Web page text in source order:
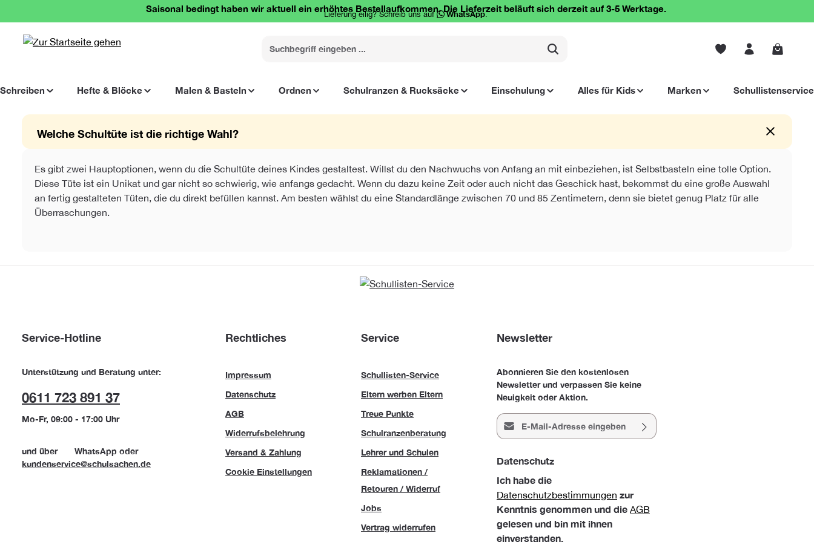
Zur Hauptnavigation springenSaisonal bedingt haben wir aktuell ein erhöhtes Bestellaufkommen. Die Lieferzeit beläuft sich derzeit auf 3-5 Werktage.
Lieferung eilig? Schreib uns auf WhatsApp.
Schreiben Hefte & Blöcke Malen & Basteln Ordnen Schulranzen & Rucksäcke Einschulung Alles für Kids Marken Schullistenservice
Welche Schultüte ist die richtige Wahl?
Es gibt zwei Hauptoptionen, wenn du die Schultüte deines Kindes gestaltest. Willst du den Nachwuchs von Anfang an mit einbeziehen, ist Selbstbasteln eine tolle Option.
Diese Tüte ist ein Unikat und gar nicht so schwierig, wie anfangs gedacht. Wenn du dazu keine Zeit oder auch nicht das Geschick hast, bekommst du eine große Auswahl
an fertig gestalteten Tüten, die du direkt befüllen kannst. Am besten wählst du eine Standardlänge zwischen 70 und 85 Zentimetern, denn sie bietet genug Platz für alle
Überraschungen.
Service-Hotline
Unterstützung und Beratung unter:
0611 723 891 37
Mo-Fr, 09:00 - 17:00 Uhr
und über WhatsApp oder
kundenservice@schulsachen.de
Rechtliches
Impressum
Datenschutz
AGB
Widerrufsbelehrung
Versand & Zahlung
Cookie Einstellungen
Service
Schullisten-Service
Eltern werben Eltern
Treue Punkte
Schulranzenberatung
Lehrer und Schulen
Reklamationen /
Retouren / Widerruf
Jobs
Vertrag widerrufen
Newsletter
Abonnieren Sie den kostenlosen
Newsletter und verpassen Sie keine
Neuigkeit oder Aktion.
E-Mail-Adresse*
Datenschutz
Ich habe die
Datenschutzbestimmungen zur
Kenntnis genommen und die AGB
gelesen und bin mit ihnen
einverstanden.